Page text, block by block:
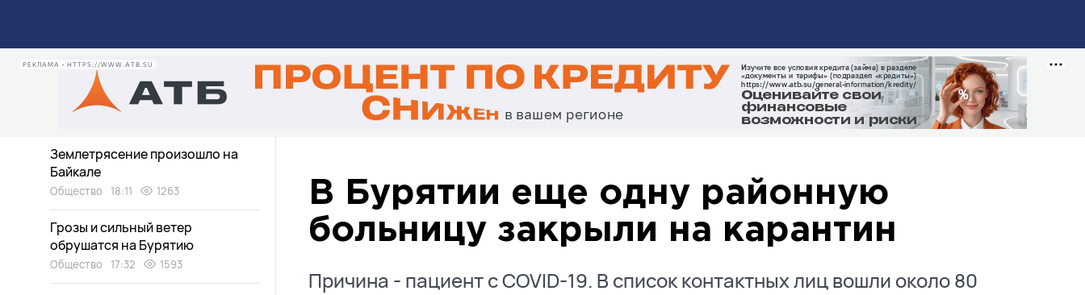
РЕКЛАМА • HTTPS://WWW.ATB.SU
В Бурятии еще одну районную
больницу закрыли на карантин
Причина - пациент с COVID-19. В список контактных лиц вошли около 80
Машина вылетела в кювет на
трассе в Бурятии
Общество 18:39
Землетрясение произошло на
Байкале
Общество 18:11 1263
Грозы и сильный ветер
обрушатся на Бурятию
Общество 17:32 1593